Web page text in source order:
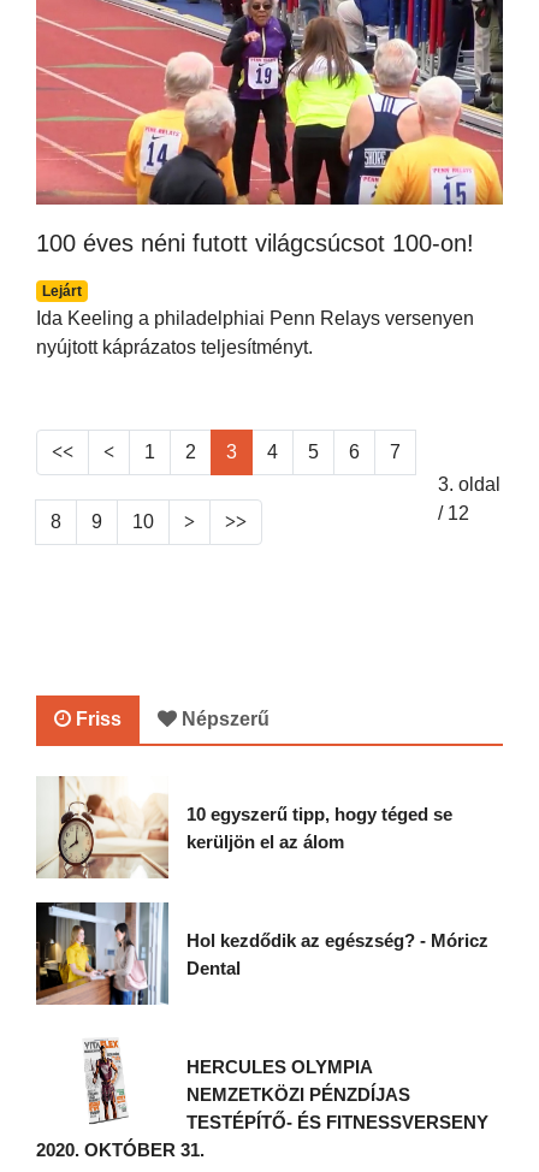
100 éves néni futott világcsúcsot 100-on!
Lejárt
Ida Keeling a philadelphiai Penn Relays versenyen
nyújtott káprázatos teljesítményt.
1 2 3 4 5 6 7
8 9 10
3. oldal
/ 12
Friss Népszerű
10 egyszerű tipp, hogy téged se
kerüljön el az álom
Hol kezdődik az egészség? - Móricz
Dental
HERCULES OLYMPIA
NEMZETKÖZI PÉNZDÍJAS
TESTÉPÍTŐ- ÉS FITNESSVERSENY
2020. OKTÓBER 31.